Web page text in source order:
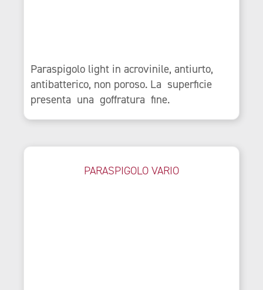
Paraspigolo light in acrovinile, antiurto,
antibatterico, non poroso. La superficie
presenta una goffratura fine.
PARASPIGOLO VARIO